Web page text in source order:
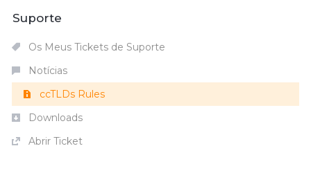
Suporte
Os Meus Tickets de Suporte
Notícias
ccTLDs Rules
Downloads
Abrir Ticket